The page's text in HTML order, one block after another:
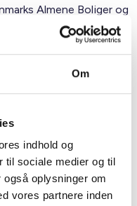
Om
indhold og
til sociale medier og til
oplysninger om
vores partnere inden
Almene Boliger og
frem mod
med 1,5 mia. kr.
om
og om reglerne på